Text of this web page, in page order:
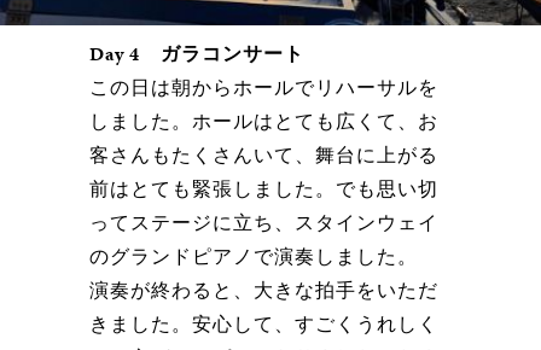
Day 4 ガラコンサート
この日は朝からホールでリハーサルを
しました。ホールはとても広くて、お
客さんもたくさんいて、舞台に上がる
前はとても緊張しました。でも思い切
ってステージに立ち、スタインウェイ
のグランドピアノで演奏しました。
演奏が終わると、大きな拍手をいただ
きました。安心して、すごくうれしく